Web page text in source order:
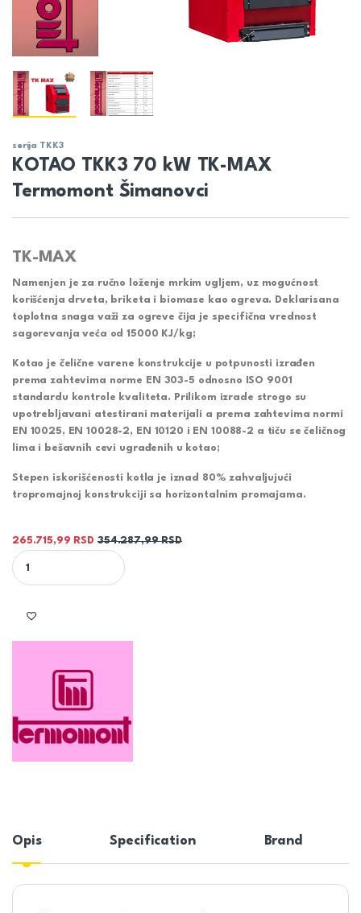
serija TKK3
KOTAO TKK3 70 kW TK-MAX
Termomont Šimanovci
TK-MAX
Namenjen je za ručno loženje mrkim ugljem, uz mogućnost
korišćenja drveta, briketa i biomase kao ogreva. Deklarisana
toplotna snaga važi za ogreve čija je specifična vrednost
sagorevanja veća od 15000 KJ/kg;
Kotao je čelične varene konstrukcije u potpunosti izrađen
prema zahtevima norme EN 303-5 odnosno ISO 9001
standardu kontrole kvaliteta. Prilikom izrade strogo su
upotrebljavani atestirani materijali a prema zahtevima normi
EN 10025, EN 10028-2, EN 10120 i EN 10088-2 a tiču se čeličnog
lima i bešavnih cevi ugrađenih u kotao;
Stepen iskorišćenosti kotla je iznad 80% zahvaljujući
tropromajnoj konstrukciji sa horizontalnim promajama.
265.715,99 RSD 354.287,99RSD
KOTAO TKK3 70 kW TK-MAX Termomont Šimanovci quantity
Opis Specification Brand